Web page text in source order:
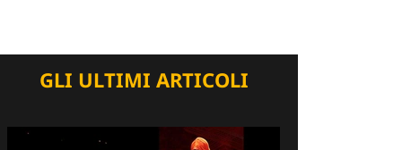
GLI ULTIMI ARTICOLI